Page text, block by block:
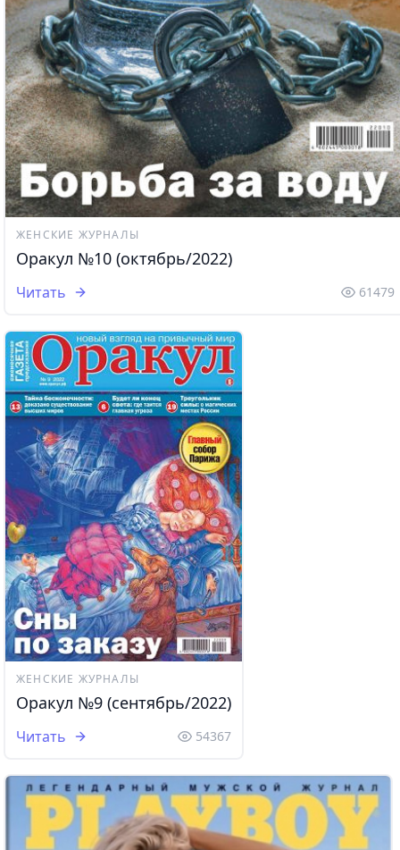
ЖЕНСКИЕ ЖУРНАЛЫ
Оракул №10 (октябрь/2022)
Читать 61479
ЖЕНСКИЕ ЖУРНАЛЫ
Оракул №9 (сентябрь/2022)
Читать 54367